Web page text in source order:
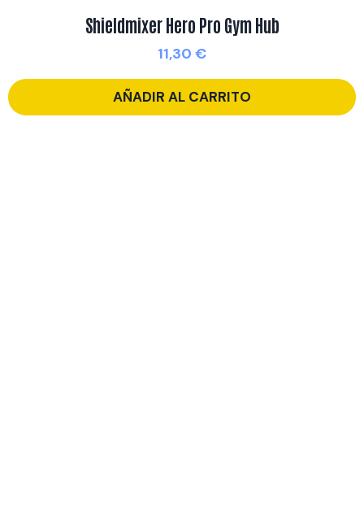
Shieldmixer Hero Pro Gym Hub
11,30 €
AÑADIR AL CARRITO